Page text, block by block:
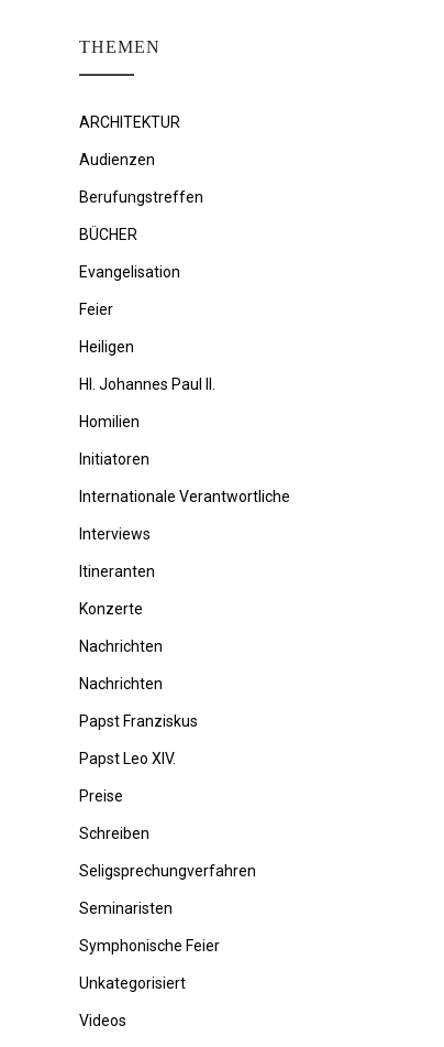
THEMEN
ARCHITEKTUR
Audienzen
Berufungstreffen
BÜCHER
Evangelisation
Feier
Heiligen
Hl. Johannes Paul II.
Homilien
Initiatoren
Internationale Verantwortliche
Interviews
Itineranten
Konzerte
Nachrichten
Nachrichten
Papst Franziskus
Papst Leo XIV.
Preise
Schreiben
Seligsprechungverfahren
Seminaristen
Symphonische Feier
Unkategorisiert
Videos